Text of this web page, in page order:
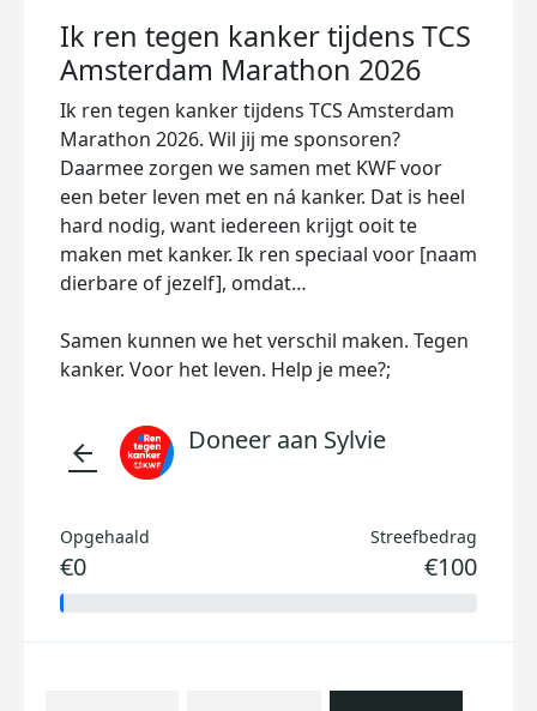
Ik ren tegen kanker tijdens TCS
Amsterdam Marathon 2026
Ik ren tegen kanker tijdens TCS Amsterdam
Marathon 2026. Wil jij me sponsoren?
Daarmee zorgen we samen met KWF voor
een beter leven met en ná kanker. Dat is heel
hard nodig, want iedereen krijgt ooit te
maken met kanker. Ik ren speciaal voor [naam
dierbare of jezelf], omdat…
Samen kunnen we het verschil maken. Tegen
kanker. Voor het leven. Help je mee?;
arrow_back Doneer aan Sylvie
Opgehaald
€0
Streefbedrag
€100